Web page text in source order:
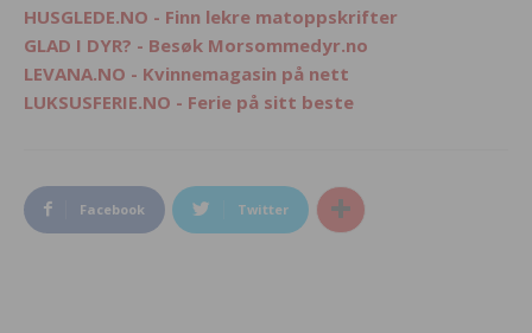
HUSGLEDE.NO - Finn lekre matoppskrifter
GLAD I DYR? - Besøk Morsommedyr.no
LEVANA.NO - Kvinnemagasin på nett
LUKSUSFERIE.NO - Ferie på sitt beste
Facebook Twitter